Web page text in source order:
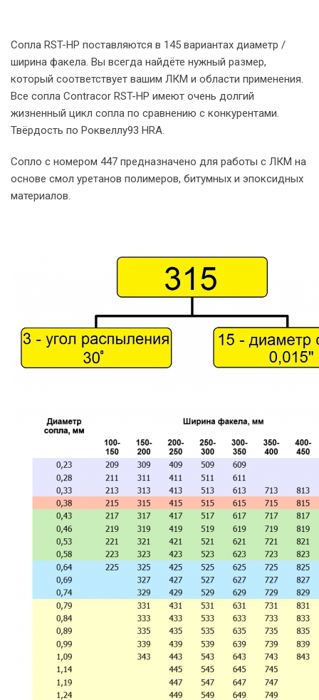
Сопла RST-HP поставляются в 145 вариантах диаметр /
ширина факела. Вы всегда найдёте нужный размер,
который соответствует вашим ЛКМ и области применения.
Все сопла Contracor RST-HP имеют очень долгий
жизненный цикл сопла по сравнению с конкурентами.
Твёрдость по Роквеллу93 HRA.
Сопло с номером 447 предназначено для работы с ЛКМ на
основе смол уретанов полимеров, битумных и эпоксидных
материалов.